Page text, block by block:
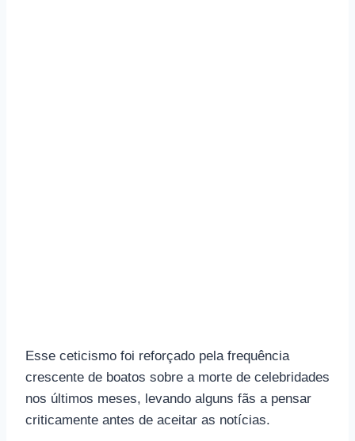
Esse ceticismo foi reforçado pela frequência
crescente de boatos sobre a morte de celebridades
nos últimos meses, levando alguns fãs a pensar
criticamente antes de aceitar as notícias.